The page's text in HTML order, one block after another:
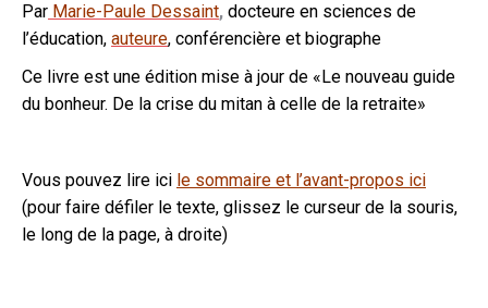
Par Marie-Paule Dessaint, docteure en sciences de
l’éducation, auteure, conférencière et biographe
Ce livre est une édition mise à jour de «Le nouveau guide
du bonheur. De la crise du mitan à celle de la retraite»
Vous pouvez lire ici le sommaire et l’avant-propos ici
(pour faire défiler le texte, glissez le curseur de la souris,
le long de la page, à droite)